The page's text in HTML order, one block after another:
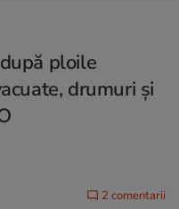
ploile
drumuri şi
2 comentarii